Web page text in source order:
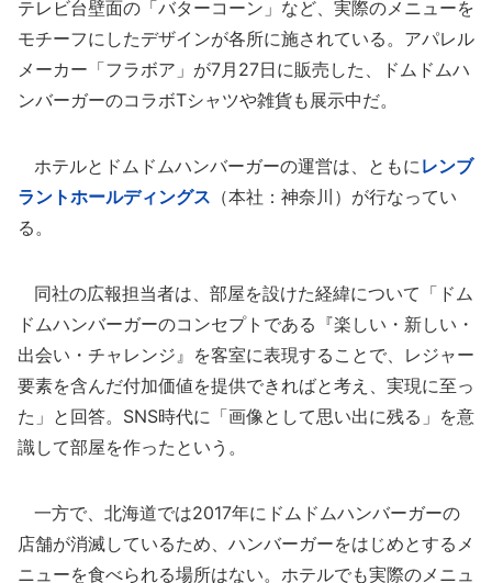
テレビ台壁面の「バターコーン」など、実際のメニューを
モチーフにしたデザインが各所に施されている。アパレル
メーカー「フラボア」が7月27日に販売した、ドムドムハ
ンバーガーのコラボTシャツや雑貨も展示中だ。
ホテルとドムドムハンバーガーの運営は、ともにレンブ
ラントホールディングス （本社：神奈川）が行なってい
る。
同社の広報担当者は、部屋を設けた経緯について「ドム
ドムハンバーガーのコンセプトである『楽しい・新しい・
出会い・チャレンジ』を客室に表現することで、レジャー
要素を含んだ付加価値を提供できればと考え、実現に至っ
た」と回答。SNS時代に「画像として思い出に残る」を意
識して部屋を作ったという。
一方で、北海道では2017年にドムドムハンバーガーの
店舗が消滅しているため、ハンバーガーをはじめとするメ
ニューを食べられる場所はない。ホテルでも実際のメニュ